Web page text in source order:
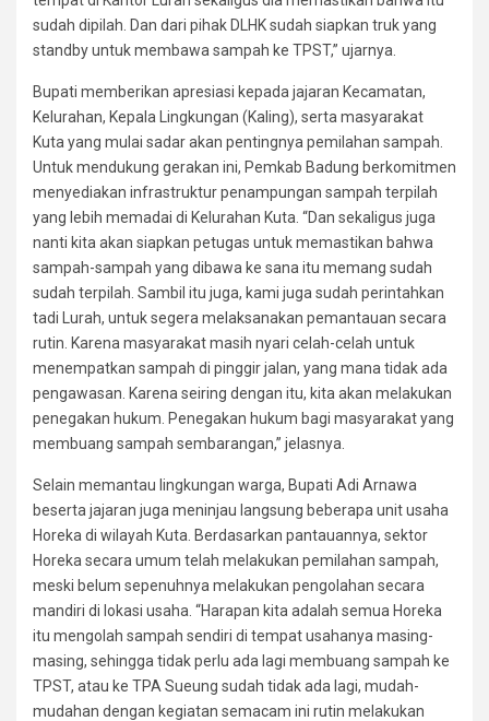
sudah dipilah. Dan dari pihak DLHK sudah siapkan truk yang
standby untuk membawa sampah ke TPST,” ujarnya.
Bupati memberikan apresiasi kepada jajaran Kecamatan,
Kelurahan, Kepala Lingkungan (Kaling), serta masyarakat
Kuta yang mulai sadar akan pentingnya pemilahan sampah.
Untuk mendukung gerakan ini, Pemkab Badung berkomitmen
menyediakan infrastruktur penampungan sampah terpilah
yang lebih memadai di Kelurahan Kuta. “Dan sekaligus juga
nanti kita akan siapkan petugas untuk memastikan bahwa
sampah-sampah yang dibawa ke sana itu memang sudah
sudah terpilah. Sambil itu juga, kami juga sudah perintahkan
tadi Lurah, untuk segera melaksanakan pemantauan secara
rutin. Karena masyarakat masih nyari celah-celah untuk
menempatkan sampah di pinggir jalan, yang mana tidak ada
pengawasan. Karena seiring dengan itu, kita akan melakukan
penegakan hukum. Penegakan hukum bagi masyarakat yang
membuang sampah sembarangan,” jelasnya.
Selain memantau lingkungan warga, Bupati Adi Arnawa
beserta jajaran juga meninjau langsung beberapa unit usaha
Horeka di wilayah Kuta. Berdasarkan pantauannya, sektor
Horeka secara umum telah melakukan pemilahan sampah,
meski belum sepenuhnya melakukan pengolahan secara
mandiri di lokasi usaha. “Harapan kita adalah semua Horeka
itu mengolah sampah sendiri di tempat usahanya masing-
masing, sehingga tidak perlu ada lagi membuang sampah ke
TPST, atau ke TPA Sueung sudah tidak ada lagi, mudah-
mudahan dengan kegiatan semacam ini rutin melakukan